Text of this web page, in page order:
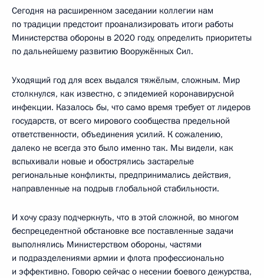
Сегодня на расширенном заседании коллегии нам
по традиции предстоит проанализировать итоги работы
Министерства обороны в 2020 году, определить приоритеты
по дальнейшему развитию Вооружённых Сил.
Уходящий год для всех выдался тяжёлым, сложным. Мир
столкнулся, как известно, с эпидемией коронавирусной
инфекции. Казалось бы, что само время требует от лидеров
государств, от всего мирового сообщества предельной
ответственности, объединения усилий. К сожалению,
далеко не всегда это было именно так. Мы видели, как
вспыхивали новые и обострялись застарелые
региональные конфликты, предпринимались действия,
направленные на подрыв глобальной стабильности.
И хочу сразу подчеркнуть, что в этой сложной, во многом
беспрецедентной обстановке все поставленные задачи
выполнялись Министерством обороны, частями
и подразделениями армии и флота профессионально
и эффективно. Говорю сейчас о несении боевого дежурства,